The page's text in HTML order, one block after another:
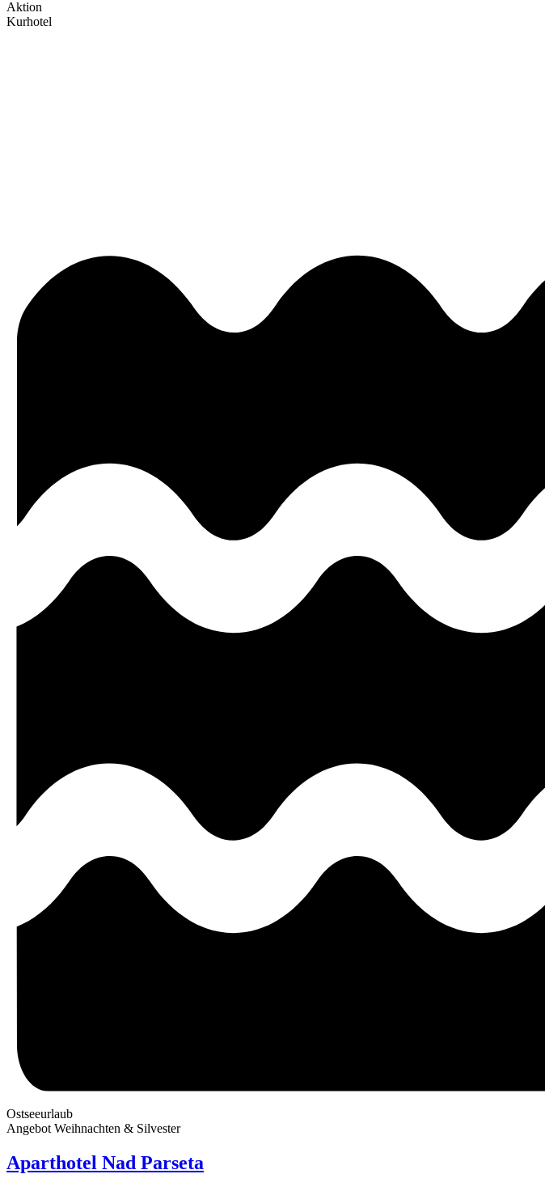
Aktion
Kurhotel
Ostseeurlaub
Angebot Weihnachten & Silvester
Aparthotel Nad Parseta